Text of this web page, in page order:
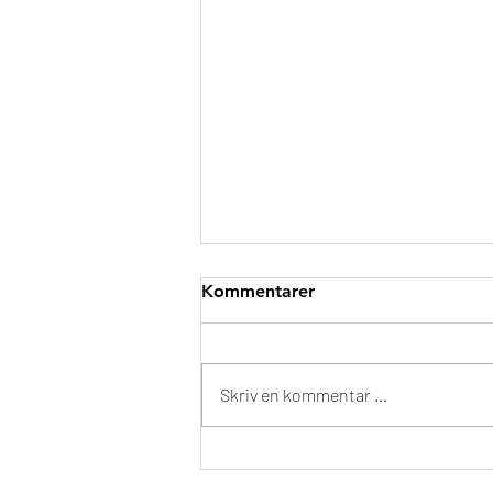
Kommentarer
Skriv en kommentar …